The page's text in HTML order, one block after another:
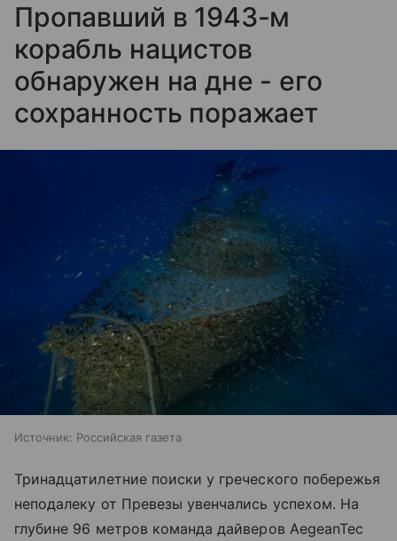
Пропавший в 1943-м
корабль нацистов
обнаружен на дне - его
сохранность поражает
Источник: Российская газета
Тринадцатилетние поиски у греческого побережья
неподалеку от Превезы увенчались успехом. На
глубине 96 метров команда дайверов AegeanTec